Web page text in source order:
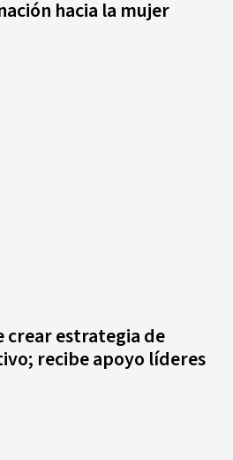
hacia la mujer
estrategia de
recibe apoyo líderes